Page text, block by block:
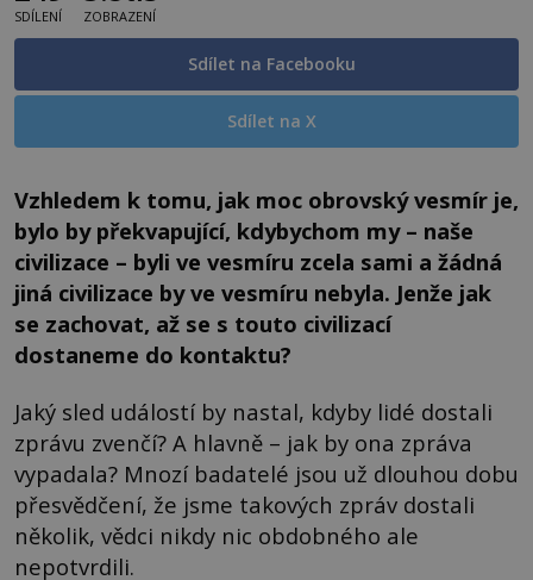
SDÍLENÍ ZOBRAZENÍ
Sdílet na Facebooku
Sdílet na X
Vzhledem k tomu, jak moc obrovský vesmír je,
bylo by překvapující, kdybychom my – naše
civilizace – byli ve vesmíru zcela sami a žádná
jiná civilizace by ve vesmíru nebyla. Jenže jak
se zachovat, až se s touto civilizací
dostaneme do kontaktu?
Jaký sled událostí by nastal, kdyby lidé dostali
zprávu zvenčí? A hlavně – jak by ona zpráva
vypadala? Mnozí badatelé jsou už dlouhou dobu
přesvědčení, že jsme takových zpráv dostali
několik, vědci nikdy nic obdobného ale
nepotvrdili.